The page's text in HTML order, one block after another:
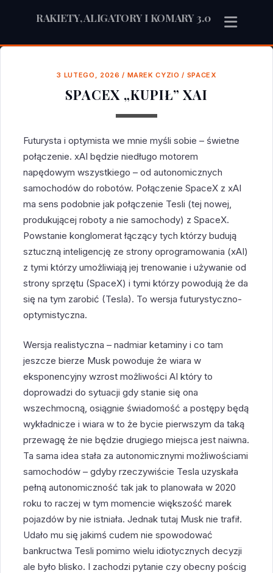
RAKIETY, ALIGATORY I KOMARY 3.0
3 LUTEGO, 2026 / MAREK CYZIO / SPACEX
SPACEX „KUPIŁ” XAI
Futurysta i optymista we mnie myśli sobie – świetne
połączenie. xAI będzie niedługo motorem
napędowym wszystkiego – od autonomicznych
samochodów do robotów. Połączenie SpaceX z xAI
ma sens podobnie jak połączenie Tesli (tej nowej,
produkującej roboty a nie samochody) z SpaceX.
Powstanie konglomerat łączący tych którzy budują
sztuczną inteligencję ze strony oprogramowania (xAI)
z tymi którzy umożliwiają jej trenowanie i używanie od
strony sprzętu (SpaceX) i tymi którzy powodują że da
się na tym zarobić (Tesla). To wersja futurystyczno-
optymistyczna.
Wersja realistyczna – nadmiar ketaminy i co tam
jeszcze bierze Musk powoduje że wiara w
eksponencyjny wzrost możliwości AI który to
doprowadzi do sytuacji gdy stanie się ona
wszechmocną, osiągnie świadomość a postępy będą
wykładnicze i wiara w to że bycie pierwszym da taką
przewagę że nie będzie drugiego miejsca jest naiwna.
Ta sama idea stała za autonomicznymi możliwościami
samochodów – gdyby rzeczywiście Tesla uzyskała
pełną autonomiczność tak jak to planowała w 2020
roku to raczej w tym momencie większość marek
pojazdów by nie istniała. Jednak tutaj Musk nie trafił.
Udało mu się jakimś cudem nie spowodować
bankructwa Tesli pomimo wielu idiotycznych decyzji
ale było blisko. I zachodzi pytanie czy obecny pościg